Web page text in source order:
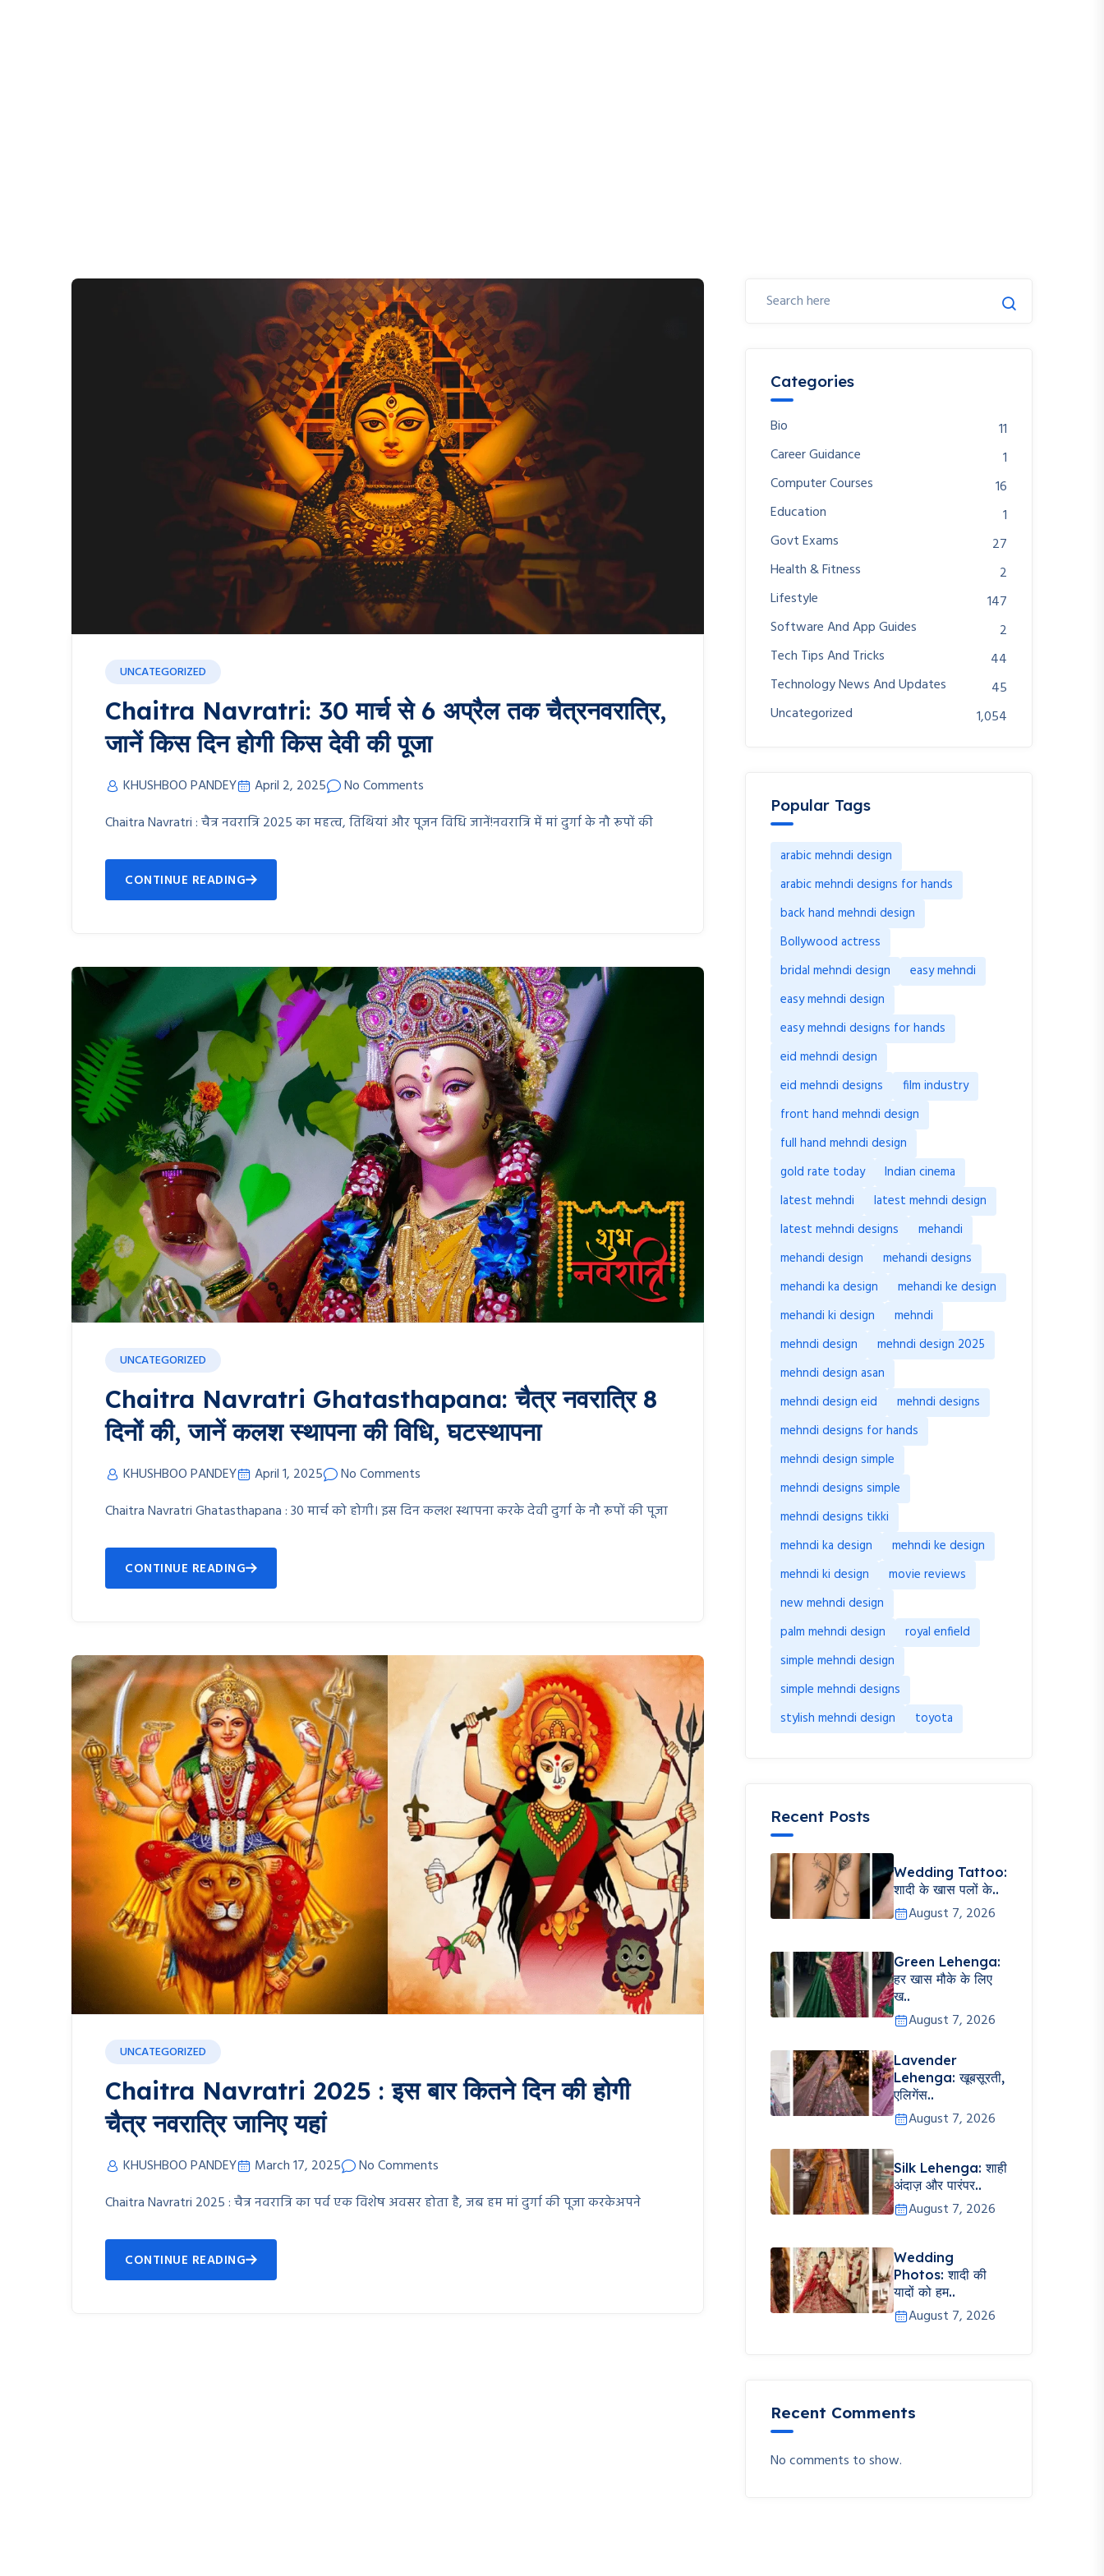
UNCATEGORIZED
Chaitra Navratri: 30 मार्च से 6 अप्रैल तक चैत्रनवरात्रि,
जानें किस दिन होगी किस देवी की पूजा
KHUSHBOO PANDEY April 2, 2025
No Comments
Chaitra Navratri : चैत्र नवरात्रि 2025 का महत्व, तिथियां और पूजन विधि जानें!नवरात्रि में मां दुर्गा के नौ रूपों की
CONTINUE READING
UNCATEGORIZED
Chaitra Navratri Ghatasthapana: चैत्र नवरात्रि 8
दिनों की, जानें कलश स्थापना की विधि, घटस्थापना
KHUSHBOO PANDEY April 1, 2025
No Comments
Chaitra Navratri Ghatasthapana : 30 मार्च को होगी। इस दिन कलश स्थापना करके देवी दुर्गा के नौ रूपों की पूजा
CONTINUE READING
UNCATEGORIZED
Chaitra Navratri 2025 : इस बार कितने दिन की होगी
चैत्र नवरात्रि जानिए यहां
KHUSHBOO PANDEY March 17, 2025
No Comments
Chaitra Navratri 2025 : चैत्र नवरात्रि का पर्व एक विशेष अवसर होता है, जब हम मां दुर्गा की पूजा करकेअपने
CONTINUE READING
Categories
Bio
11
Career Guidance
1
Computer Courses
16
Education
1
Govt Exams
27
Health & Fitness
2
Lifestyle
147
Software And App Guides
2
Tech Tips And Tricks
44
Technology News And Updates
45
Uncategorized
1,054
Popular Tags
arabic mehndi design
arabic mehndi designs for hands
back hand mehndi design
Bollywood actress
bridal mehndi design
easy mehndi
easy mehndi design
easy mehndi designs for hands
eid mehndi design
eid mehndi designs
film industry
front hand mehndi design
full hand mehndi design
gold rate today
Indian cinema
latest mehndi
latest mehndi design
latest mehndi designs
mehandi
mehandi design
mehandi designs
mehandi ka design
mehandi ke design
mehandi ki design
mehndi
mehndi design
mehndi design 2025
mehndi design asan
mehndi design eid
mehndi designs
mehndi designs for hands
mehndi design simple
mehndi designs simple
mehndi designs tikki
mehndi ka design
mehndi ke design
mehndi ki design
movie reviews
new mehndi design
palm mehndi design
royal enfield
simple mehndi design
simple mehndi designs
stylish mehndi design
toyota
Recent Posts
Wedding Tattoo:
शादी के खास पलों के..
August 7, 2026
Green Lehenga:
हर खास मौके के लिए
ख..
August 7, 2026
Lavender
Lehenga: खूबसूरती,
एलिगेंस..
August 7, 2026
Silk Lehenga: शाही
अंदाज़ और पारंपर..
August 7, 2026
Wedding
Photos: शादी की
यादों को हम..
August 7, 2026
Recent Comments
No comments to show.